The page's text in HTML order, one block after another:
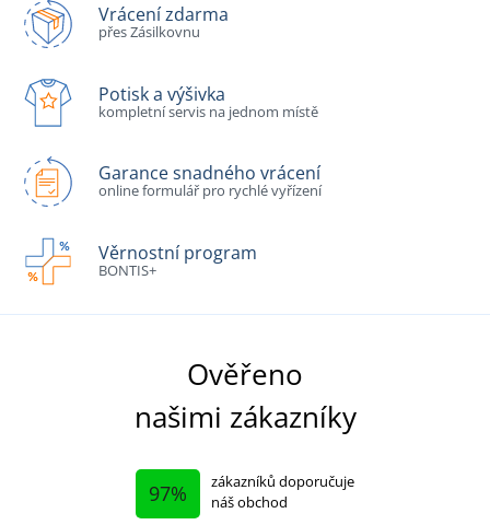
Vrácení zdarma
přes Zásilkovnu
Potisk a výšivka
kompletní servis na jednom místě
Garance snadného vrácení
online formulář pro rychlé vyřízení
Věrnostní program
BONTIS+
Ověřeno
našimi zákazníky
97%
zákazníků doporučuje
náš obchod